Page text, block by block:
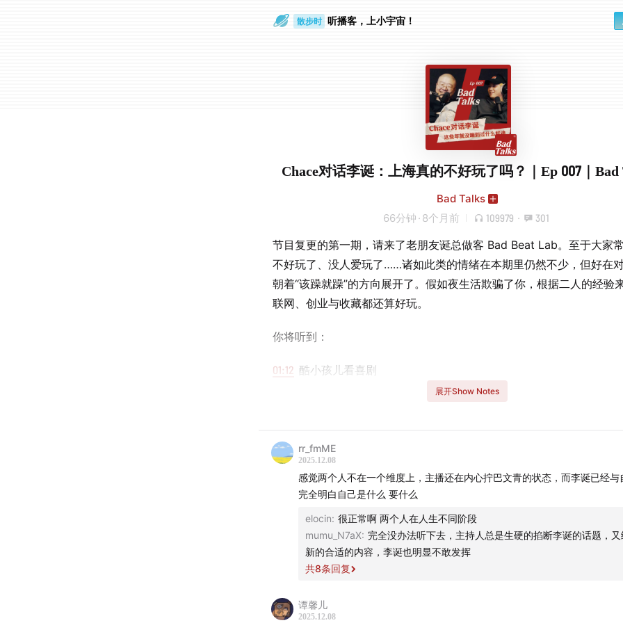
散步时
听播客，上小宇宙！
Chace对话李诞：上海真的不好玩了吗？｜Ep 007｜Bad
Bad Talks
66分钟 · 8个月前 109979 · 301
节目复更的第一期，请来了老朋友诞总做客 Bad Beat Lab。至于大家
不好玩了、没人爱玩了……诸如此类的情绪在本期里仍然不少，但好在
朝着“该躁就躁”的方向展开了。假如夜生活欺骗了你，根据二人的经验
联网、创业与收藏都还算好玩。
你将听到：
01:12 酷小孩儿看喜剧
一旦你觉得你懂了，可能就要出事
小浣熊水浒卡与CD收藏
音乐疯子朋友们，有钱就得这么花
在舞池里已经三年没有忘过我了
38:35 放歌放到想把自己翻折
展开Show Notes
rr_fmME
2025.12.08
感觉两个人不在一个维度上，主播还在内心拧巴文青的状态，而李诞已经与
完全明白自己是什么 要什么
elocin: 很正常啊 两个人在人生不同阶段
mumu_N7aX: 完全没办法听下去，主持人总是生硬的掐断李诞的话题，又
新的合适的内容，李诞也明显不敢发挥
共8条回复
谭馨儿
2025.12.08